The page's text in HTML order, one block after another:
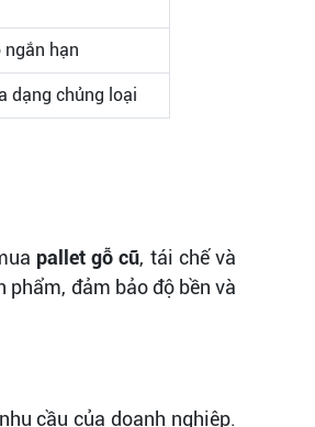
ngắn hạn
dạng chủng loại
pallet gỗ cũ, tái chế và
đảm bảo độ bền và
cầu của doanh nghiệp.